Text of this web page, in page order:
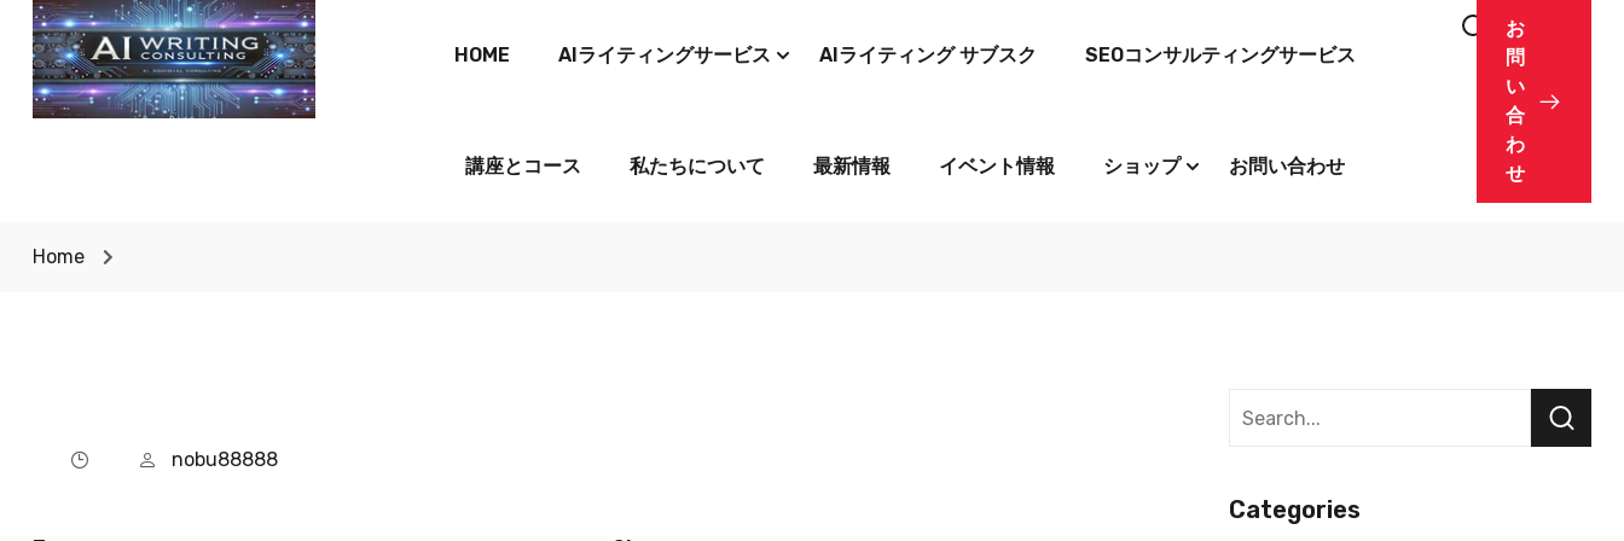
HOME AIライティングサービス AIライティング サブスク SEOコンサルティングサービス
講座とコース 私たちについて 最新情報 イベント情報 ショップ お問い合わせ
お
問
い
合
わ
せ
Home
nobu88888
Categories